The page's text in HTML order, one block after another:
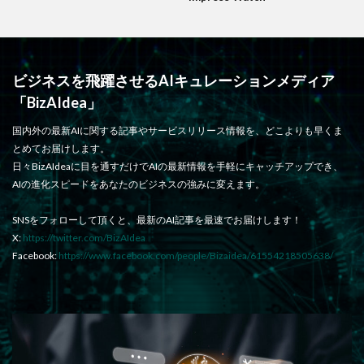
ビジネスを飛躍させるAIキュレーションメディア
「BizAIdea」
国内外の最新AIに関する記事やサービスリリース情報を、どこよりも早くま
とめてお届けします。
日々BizAIdeaに目を通すだけでAIの最新情報を手軽にキャッチアップでき、
AIの進化スピードをあなたのビジネスの強みに変えます。
SNSをフォローして頂くと、最新のAI記事を最速でお届けします！
X: https://twitter.com/BizAIdea
Facebook: https://www.facebook.com/people/Bizaidea/61554218505638/